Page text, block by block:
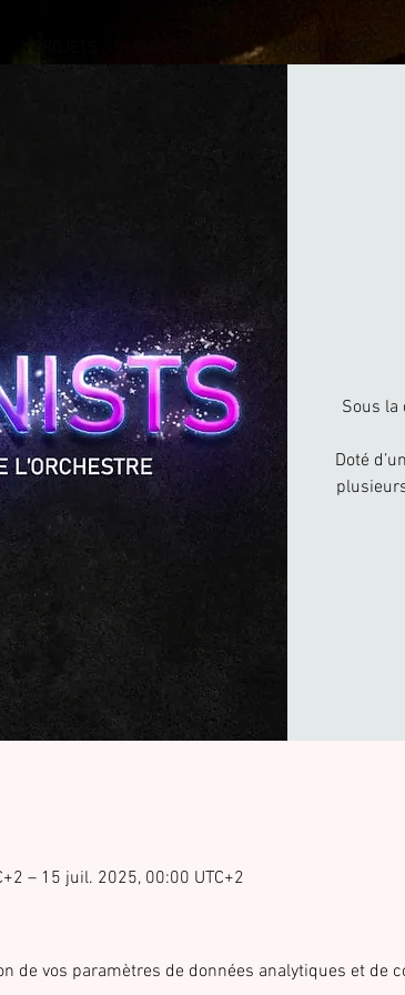
ENSEIGNEMENT BIOGRAPHIE
Sous la
Doté
– 15 juil. 2025, 00:00 UTC+2
de vos paramètres de données analytiques et de